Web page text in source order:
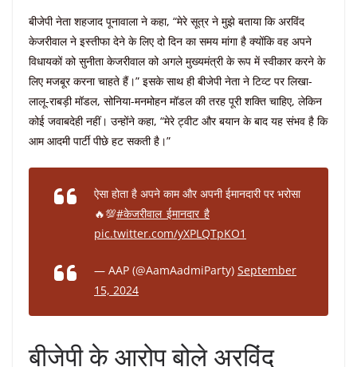
बीजेपी नेता शहजाद पूनावाला ने कहा, “मेरे सूत्र ने मुझे बताया कि अरविंद
केजरीवाल ने इस्तीफा देने के लिए दो दिन का समय मांगा है क्योंकि वह अपने
विधायकों को सुनीता केजरीवाल को अगले मुख्यमंत्री के रूप में स्वीकार करने के
लिए मजबूर करना चाहते हैं।” इसके साथ ही बीजेपी नेता ने टिव्ट पर लिखा-
लालू-राबड़ी मॉडल, सोनिया-मनमोहन मॉडल की तरह पूरी शक्ति चाहिए, लेकिन
कोई जवाबदेही नहीं। उन्होंने कहा, “मेरे ट्वीट और बयान के बाद यह संभव है कि
आम आदमी पार्टी पीछे हट सकती है।”
ऐसा होता है अपने काम और अपनी ईमानदारी पर भरोसा
🔥💯#केजरीवाल_ईमानदार_है
pic.twitter.com/yXPLQTpKO1
— AAP (@AamAadmiParty) September
15, 2024
बीजेपी के आरोप बोले अरविंद